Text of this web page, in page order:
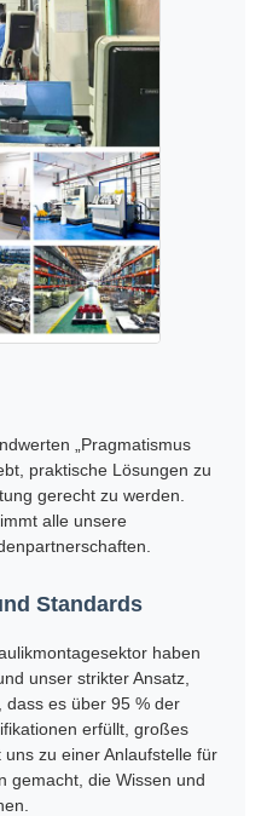
„Pragmatismus
praktische Lösungen zu
gerecht zu werden.
alle unsere
Standards
haben
unser strikter Ansatz,
dass es über 95 % der
erfüllt, großes
zu einer Anlaufstelle für
gemacht, die Wissen und